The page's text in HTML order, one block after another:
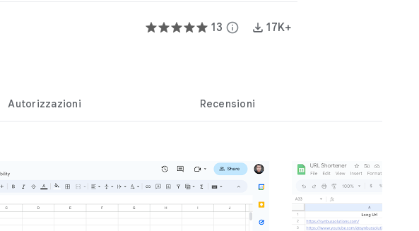
13 info 17K+
Autorizzazioni Recensioni